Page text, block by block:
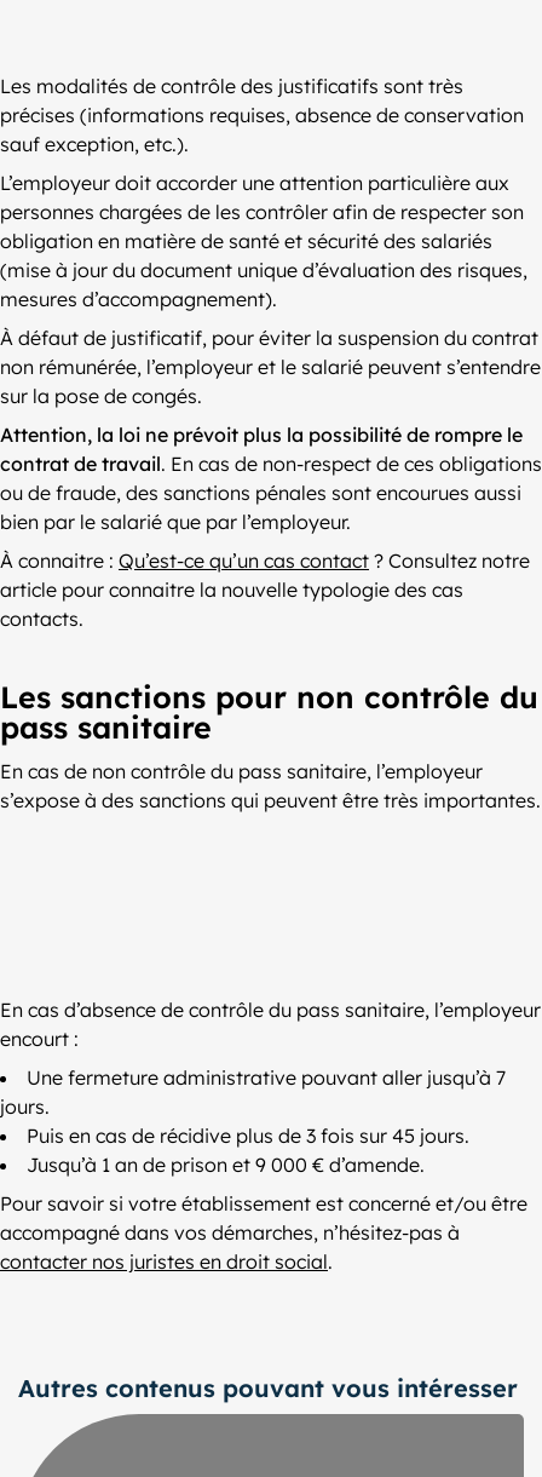
Les modalités de contrôle des justificatifs sont très
précises (informations requises, absence de conservation
sauf exception, etc.).
L’employeur doit accorder une attention particulière aux
personnes chargées de les contrôler afin de respecter son
obligation en matière de santé et sécurité des salariés
(mise à jour du document unique d’évaluation des risques,
mesures d’accompagnement).
À défaut de justificatif, pour éviter la suspension du contrat
non rémunérée, l’employeur et le salarié peuvent s’entendre
sur la pose de congés.
Attention, la loi ne prévoit plus la possibilité de rompre le
contrat de travail. En cas de non-respect de ces obligations
ou de fraude, des sanctions pénales sont encourues aussi
bien par le salarié que par l’employeur.
À connaitre : Qu’est-ce qu’un cas contact ? Consultez notre
article pour connaitre la nouvelle typologie des cas
contacts.
Les sanctions pour non contrôle du
pass sanitaire
En cas de non contrôle du pass sanitaire, l’employeur
s’expose à des sanctions qui peuvent être très importantes.
En cas d’absence de contrôle du pass sanitaire, l’employeur
encourt :
Une fermeture administrative pouvant aller jusqu’à 7
jours.
Puis en cas de récidive plus de 3 fois sur 45 jours.
Jusqu’à 1 an de prison et 9 000 € d’amende.
Pour savoir si votre établissement est concerné et/ou être
accompagné dans vos démarches, n’hésitez-pas à
contacter nos juristes en droit social.
Autres contenus pouvant vous intéresser